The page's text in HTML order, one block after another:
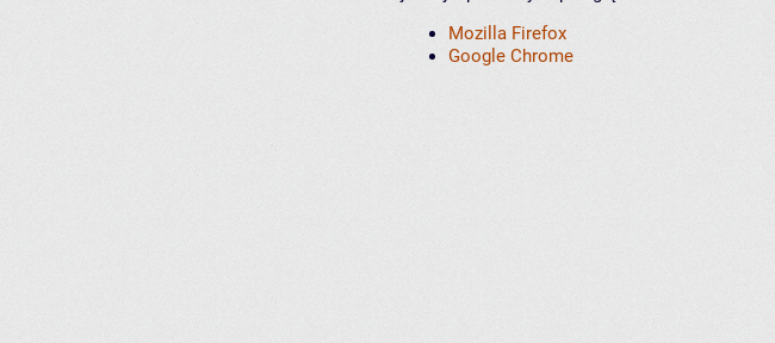
Mozilla Firefox
Google Chrome